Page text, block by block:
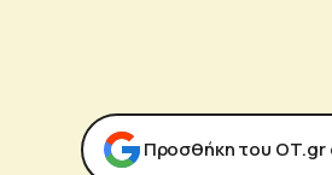
Προσθήκη του ΟΤ.gr